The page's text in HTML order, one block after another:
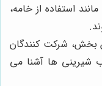
استفاده از خامه،
بخش، شرکت کنندگان
شیرینی ها آشنا می